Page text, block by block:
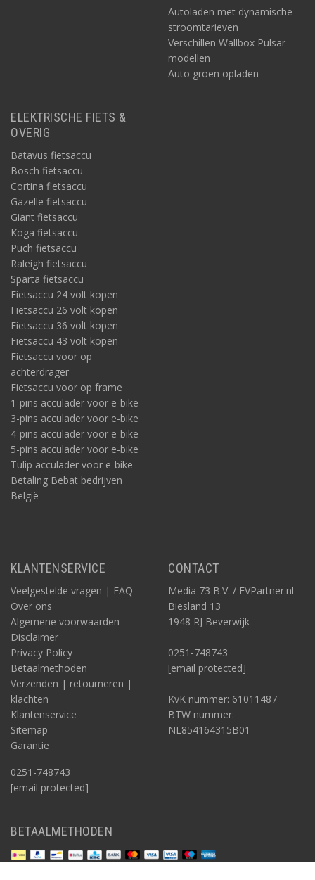
Autoladen met dynamische
stroomtarieven
Verschillen Wallbox Pulsar
modellen
Auto groen opladen
ELEKTRISCHE FIETS &
OVERIG
Batavus fietsaccu
Bosch fietsaccu
Cortina fietsaccu
Gazelle fietsaccu
Giant fietsaccu
Koga fietsaccu
Puch fietsaccu
Raleigh fietsaccu
Sparta fietsaccu
Fietsaccu 24 volt kopen
Fietsaccu 26 volt kopen
Fietsaccu 36 volt kopen
Fietsaccu 43 volt kopen
Fietsaccu voor op
achterdrager
Fietsaccu voor op frame
1-pins acculader voor e-bike
3-pins acculader voor e-bike
4-pins acculader voor e-bike
5-pins acculader voor e-bike
Tulip acculader voor e-bike
Betaling Bebat bedrijven
België
KLANTENSERVICE
Veelgestelde vragen | FAQ
Over ons
Algemene voorwaarden
Disclaimer
Privacy Policy
Betaalmethoden
Verzenden | retourneren |
klachten
Klantenservice
Sitemap
Garantie
0251-748743
[email protected]
CONTACT
Media 73 B.V. / EVPartner.nl
Biesland 13
1948 RJ Beverwijk
0251-748743
[email protected]
KvK nummer: 61011487
BTW nummer:
NL854164315B01
BETAALMETHODEN